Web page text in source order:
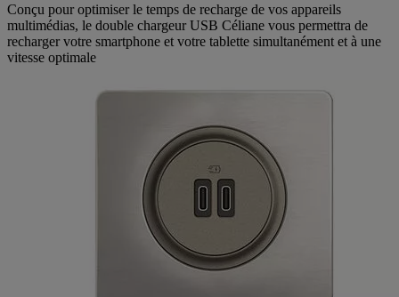
Conçu pour optimiser le temps de recharge de vos appareils
multimédias, le double chargeur USB Céliane vous permettra de
recharger votre smartphone et votre tablette simultanément et à une
vitesse optimale